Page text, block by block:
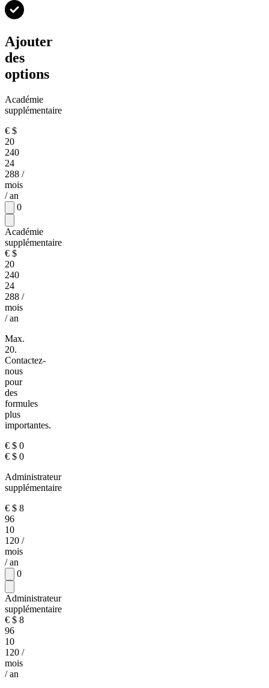
Ajouter
des
options
Académie
supplémentaire
€ $
20
240
24
288 /
mois
/ an
0
Académie
supplémentaire
€ $
20
240
24
288 /
mois
/ an
Max.
20.
Contactez-
nous
pour
des
formules
plus
importantes.
€ $ 0
€ $ 0
Administrateur
supplémentaire
€ $ 8
96
10
120 /
mois
/ an
0
Administrateur
supplémentaire
€ $ 8
96
10
120 /
mois
/ an